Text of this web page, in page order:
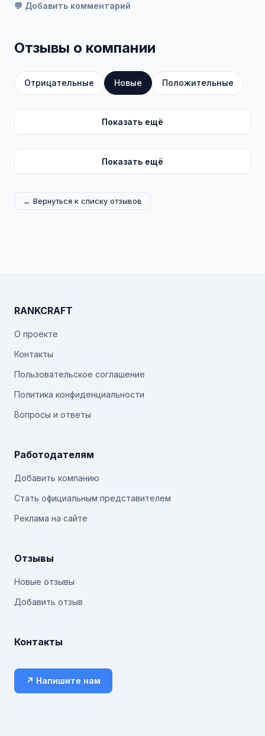
💬 Добавить комментарий
Отзывы о компании
Отрицательные Новые Положительные
Показать ещё
Показать ещё
← Вернуться к списку отзывов
RANKCRAFT
О проекте
Контакты
Пользовательское соглашение
Политика конфиденциальности
Вопросы и ответы
Работодателям
Добавить компанию
Стать официальным представителем
Реклама на сайте
Отзывы
Новые отзывы
Добавить отзыв
Контакты
↗ Напишите нам